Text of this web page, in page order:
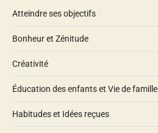
Atteindre ses objectifs
Bonheur et Zénitude
Créativité
Éducation des enfants et Vie de famille
Habitudes et Idées reçues